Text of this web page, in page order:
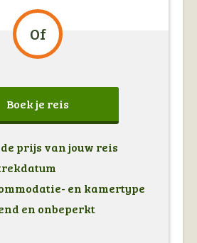
Of
Boek je reis
prijs van jouw reis
en kamertype
en onbeperkt